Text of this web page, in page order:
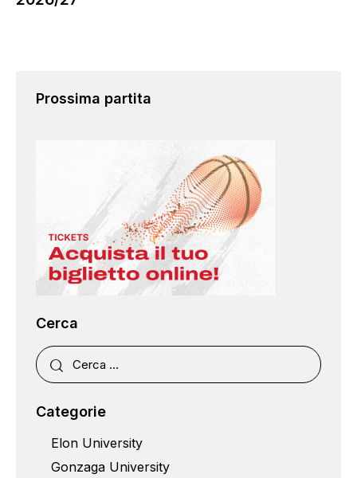
Prossima partita
Cerca
Categorie
Elon University
Gonzaga University